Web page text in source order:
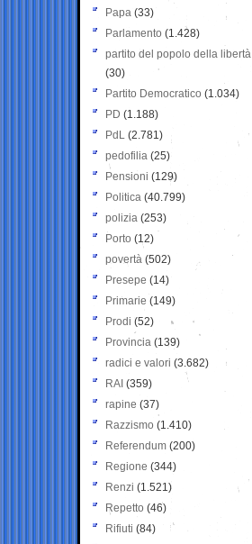
Papa (33)
Parlamento (1.428)
partito del popolo della libertà
(30)
Partito Democratico (1.034)
PD (1.188)
PdL (2.781)
pedofilia (25)
Pensioni (129)
Politica (40.799)
polizia (253)
Porto (12)
povertà (502)
Presepe (14)
Primarie (149)
Prodi (52)
Provincia (139)
radici e valori (3.682)
RAI (359)
rapine (37)
Razzismo (1.410)
Referendum (200)
Regione (344)
Renzi (1.521)
Repetto (46)
Rifiuti (84)